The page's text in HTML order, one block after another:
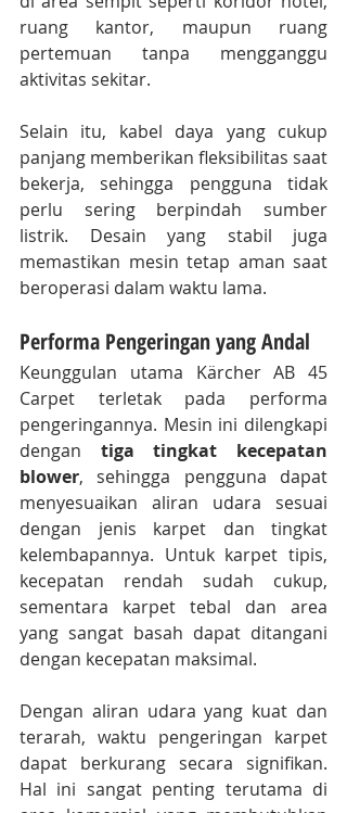
ruang kantor, maupun ruang
pertemuan tanpa mengganggu
aktivitas sekitar.
Selain itu, kabel daya yang cukup
panjang memberikan fleksibilitas saat
bekerja, sehingga pengguna tidak
perlu sering berpindah sumber
listrik. Desain yang stabil juga
memastikan mesin tetap aman saat
beroperasi dalam waktu lama.
Performa Pengeringan yang Andal
Keunggulan utama Kärcher AB 45
Carpet terletak pada performa
pengeringannya. Mesin ini dilengkapi
dengan tiga tingkat kecepatan
blower, sehingga pengguna dapat
menyesuaikan aliran udara sesuai
dengan jenis karpet dan tingkat
kelembapannya. Untuk karpet tipis,
kecepatan rendah sudah cukup,
sementara karpet tebal dan area
yang sangat basah dapat ditangani
dengan kecepatan maksimal.
Dengan aliran udara yang kuat dan
terarah, waktu pengeringan karpet
dapat berkurang secara signifikan.
Hal ini sangat penting terutama di